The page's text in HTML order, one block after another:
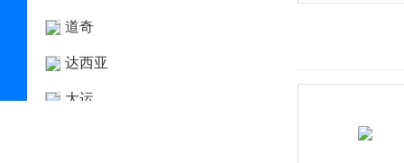
道奇
达西亚
大运